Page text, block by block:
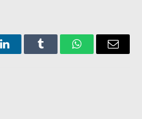
LinkedInTumblr WhatsAppEmail